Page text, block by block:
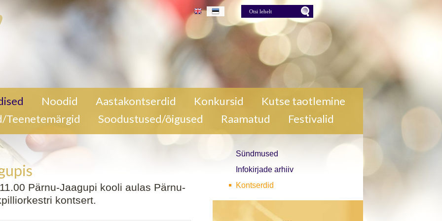
Noodid Aastakontserdid Konkursid
Kutse taotlemine
Teenetemärgid Soodustused/õigused Raamatud Festivalid
Sündmused
Infokirjade arhiiv
Kontserdid
Pärnu-Jaagupi kooli aulas Pärnu-
kontsert.